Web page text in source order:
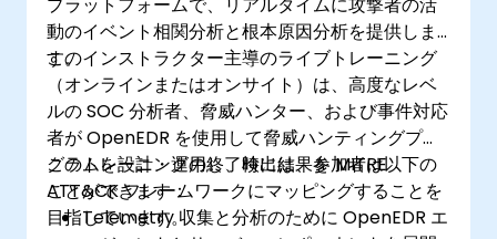
動のイベント相関分析と根本原因分析を提供しま
す。
このインストラクター主導のライブトレーニング
（オンラインまたはオンサイト）は、高度なレベ
ルの SOC 分析者、脅威ハンター、および事件対応
者が OpenEDR を使用して脅威ハンティングプロ
グラムを設計・運用し、検出結果を MITRE
ATT&CK フレームワークにマッピングすることを
目指しています。
このトレーニングの終了時には、参加者は以下の
ことができます：
Telemetry 収集と分析のために OpenEDR エ